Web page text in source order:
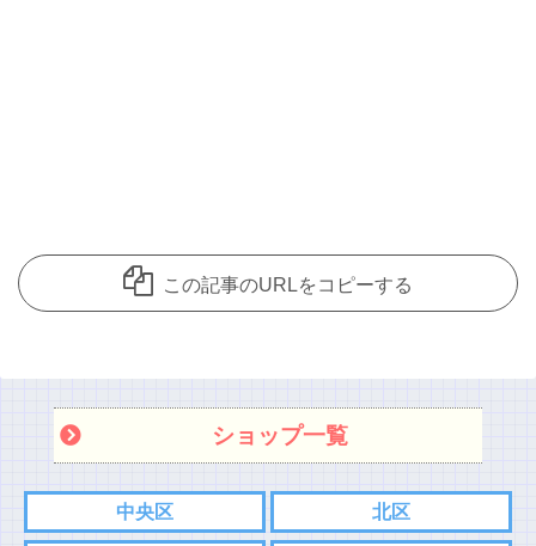
この記事のURLをコピーする
ショップ一覧
中央区 北区